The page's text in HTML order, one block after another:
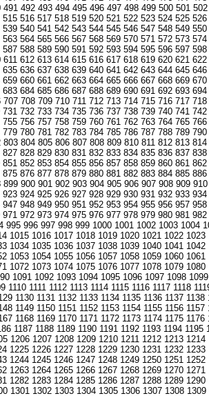
491 492 493 494 495 496 497 498 499 500 501 502
515 516 517 518 519 520 521 522 523 524 525 526
539 540 541 542 543 544 545 546 547 548 549 550
563 564 565 566 567 568 569 570 571 572 573 574
587 588 589 590 591 592 593 594 595 596 597 598
611 612 613 614 615 616 617 618 619 620 621 622
635 636 637 638 639 640 641 642 643 644 645 646
659 660 661 662 663 664 665 666 667 668 669 670
683 684 685 686 687 688 689 690 691 692 693 694
707 708 709 710 711 712 713 714 715 716 717 718
731 732 733 734 735 736 737 738 739 740 741 742
755 756 757 758 759 760 761 762 763 764 765 766
779 780 781 782 783 784 785 786 787 788 789 790
803 804 805 806 807 808 809 810 811 812 813 814
827 828 829 830 831 832 833 834 835 836 837 838
851 852 853 854 855 856 857 858 859 860 861 862
875 876 877 878 879 880 881 882 883 884 885 886
899 900 901 902 903 904 905 906 907 908 909 910
923 924 925 926 927 928 929 930 931 932 933 934
947 948 949 950 951 952 953 954 955 956 957 958
971 972 973 974 975 976 977 978 979 980 981 982
995 996 997 998 999 1000 1001 1002 1003 1004
1015 1016 1017 1018 1019 1020 1021 1022 1023
1034 1035 1036 1037 1038 1039 1040 1041 1042
1053 1054 1055 1056 1057 1058 1059 1060 1061
1072 1073 1074 1075 1076 1077 1078 1079 1080
1091 1092 1093 1094 1095 1096 1097 1098 1099
1110 1111 1112 1113 1114 1115 1116 1117 1118
1130 1131 1132 1133 1134 1135 1136 1137 1138
1149 1150 1151 1152 1153 1154 1155 1156 1157
1168 1169 1170 1171 1172 1173 1174 1175 1176
1187 1188 1189 1190 1191 1192 1193 1194 1195
1206 1207 1208 1209 1210 1211 1212 1213 1214
1225 1226 1227 1228 1229 1230 1231 1232 1233
1244 1245 1246 1247 1248 1249 1250 1251 1252
1263 1264 1265 1266 1267 1268 1269 1270 1271
1282 1283 1284 1285 1286 1287 1288 1289 1290
1301 1302 1303 1304 1305 1306 1307 1308 1309